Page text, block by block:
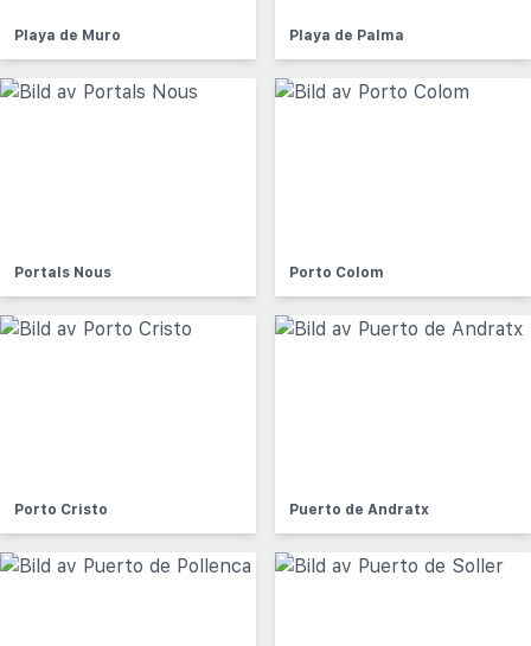
Playa de Muro Playa de Palma
Portals Nous Porto Colom
Porto Cristo Puerto de Andratx